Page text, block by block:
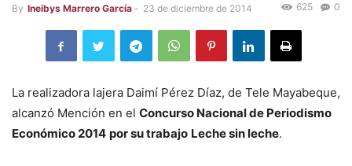
By Ineibys Marrero García - 23 de diciembre de 2014 0
625
La realizadora lajera Daimí Pérez Díaz, de Tele Mayabeque,
alcanzó Mención en el Concurso Nacional de Periodismo
Económico 2014 por su trabajo Leche sin leche.